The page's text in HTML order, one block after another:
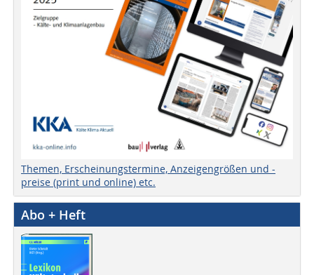
Themen, Erscheinungstermine, Anzeigengrößen und -
preise (print und online) etc.
Abo + Heft